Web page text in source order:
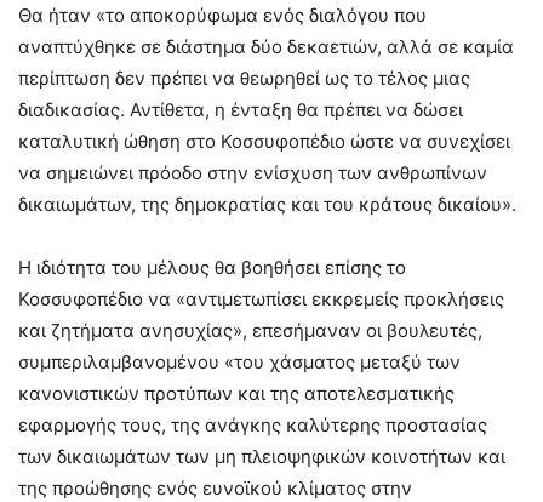
Θα ήταν «το αποκορύφωμα ενός διαλόγου που
αναπτύχθηκε σε διάστημα δύο δεκαετιών, αλλά σε καμία
περίπτωση δεν πρέπει να θεωρηθεί ως το τέλος μιας
διαδικασίας. Αντίθετα, η ένταξη θα πρέπει να δώσει
καταλυτική ώθηση στο Κοσσυφοπέδιο ώστε να συνεχίσει
να σημειώνει πρόοδο στην ενίσχυση των ανθρωπίνων
δικαιωμάτων, της δημοκρατίας και του κράτους δικαίου».
Η ιδιότητα του μέλους θα βοηθήσει επίσης το
Κοσσυφοπέδιο να «αντιμετωπίσει εκκρεμείς προκλήσεις
και ζητήματα ανησυχίας», επεσήμαναν οι βουλευτές,
συμπεριλαμβανομένου «του χάσματος μεταξύ των
κανονιστικών προτύπων και της αποτελεσματικής
εφαρμογής τους, της ανάγκης καλύτερης προστασίας
των δικαιωμάτων των μη πλειοψηφικών κοινοτήτων και
της προώθησης ενός ευνοϊκού κλίματος στην